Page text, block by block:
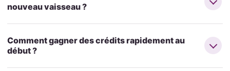
nouveau vaisseau ?
Comment gagner des crédits rapidement au
début ?